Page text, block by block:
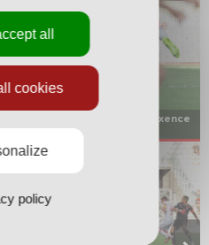
pour l'ex-Sedanais Maxence
all
cookies
policy